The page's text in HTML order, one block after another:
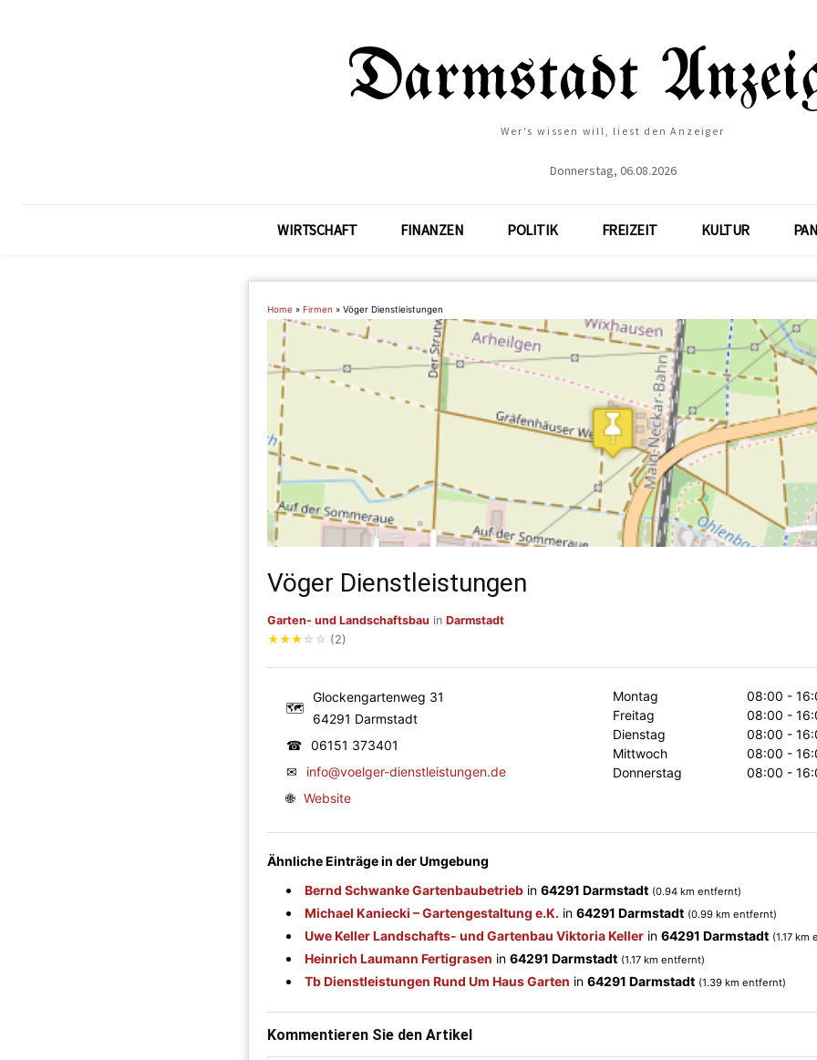
Wer's wissen will, liest den Anzeiger
Donnerstag, 06.08.2026
WIRTSCHAFT FINANZEN POLITIK FREIZEIT KULTUR
Home » Firmen » Vöger Dienstleistungen
Vöger Dienstleistungen
Garten- und Landschaftsbau in Darmstadt
★★★ ☆ ☆ (2)
🗺
Glockengartenweg 31
64291 Darmstadt
☎ 06151 373401
✉
info@voelger-dienstleistungen.de
🌐 Website
Montag
08:00 -
Freitag
08:00 -
Dienstag
08:00 -
Mittwoch
08:00 -
Donnerstag
08:00 -
Ähnliche Einträge in der Umgebung
Bernd Schwanke Gartenbaubetrieb in 64291 Darmstadt (0.94 km entfernt)
Michael Kaniecki – Gartengestaltung e.K. in 64291 Darmstadt (0.99 km entfernt)
Uwe Keller Landschafts- und Gartenbau Viktoria Keller in 64291 Darmstadt (1.17 km
Heinrich Laumann Fertigrasen in 64291 Darmstadt (1.17 km entfernt)
Tb Dienstleistungen Rund Um Haus Garten in 64291 Darmstadt (1.39 km entfernt)
Kommentieren Sie den Artikel